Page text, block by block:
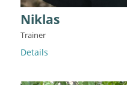
Niklas
Trainer
Details